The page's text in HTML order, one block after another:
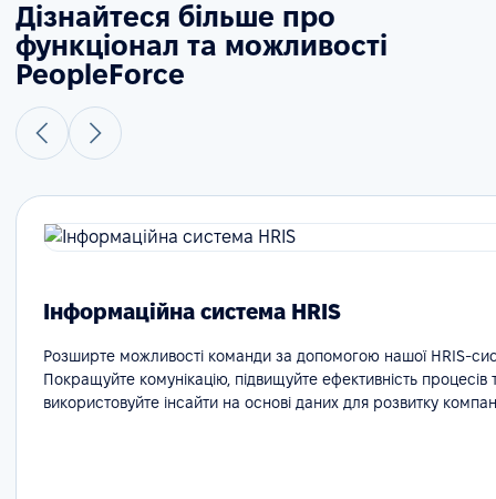
Дізнайтеся більше про
функціонал та можливості
PeopleForce
Інформаційна система HRIS
Розширте можливості команди за допомогою нашої HRIS-
Покращуйте комунікацію, підвищуйте ефективність процесів
використовуйте інсайти на основі даних для розвитку